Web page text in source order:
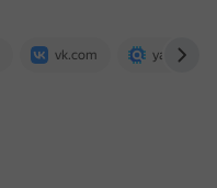
vk.com yandex.ru